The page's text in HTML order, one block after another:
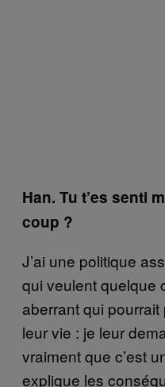
Han. Tu t’es senti
coup ?
J’ai une politique
qui veulent quelque
aberrant qui
leur vie : je leur
vraiment que c’est
explique les